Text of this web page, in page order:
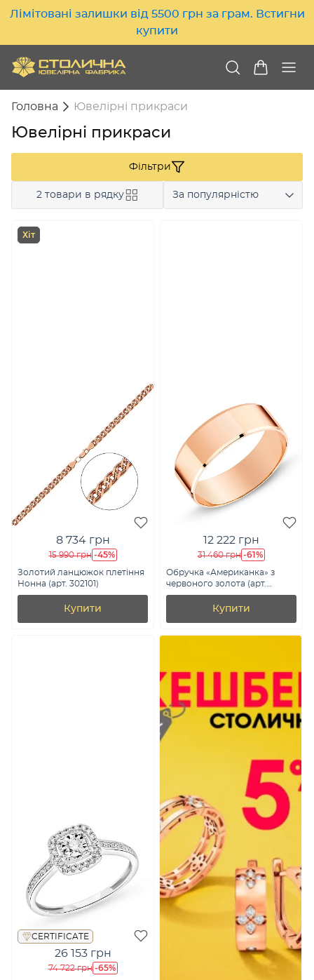
Лімітовані залишки від 5500 грн за грам. Встигни
купити
Головна Ювелірні прикраси
Ювелірні прикраси
Фільтри
2 товари в рядку За популярністю
Хіт
8 734 грн
15 990 грн -45%
Золотий ланцюжок плетіння
Нонна (арт. 302101)
Купити
12 222 грн
31 460 грн -61%
Обручка «Американка» з
червоного золота (арт.
238039)
Купити
CERTIFICATE
26 153 грн
74 722 грн -65%